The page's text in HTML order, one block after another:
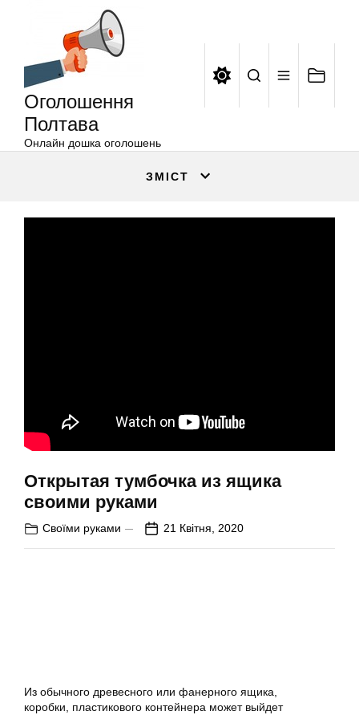
Оголошення
Полтава
Онлайн дошка оголошень
ЗМІСТ
Открытая тумбочка из ящика
своими руками
Своїми руками 21 Квітня, 2020
Из обычного древесного или фанерного ящика,
коробки, пластикового контейнера может выйдет